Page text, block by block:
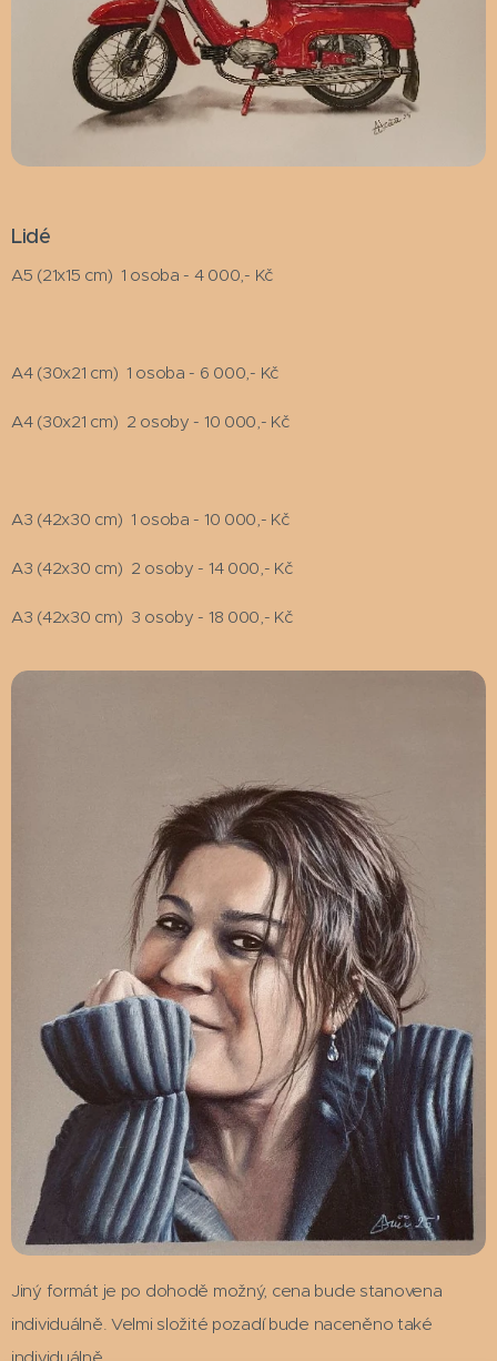
Lidé
A5 (21x15 cm) 1 osoba - 4 000,- Kč
A4 (30x21 cm) 1 osoba - 6 000,- Kč
A4 (30x21 cm) 2 osoby - 10 000,- Kč
A3 (42x30 cm) 1 osoba - 10 000,- Kč
A3 (42x30 cm) 2 osoby - 14 000,- Kč
A3 (42x30 cm) 3 osoby - 18 000,- Kč
Jiný formát je po dohodě možný, cena bude stanovena
individuálně. Velmi složité pozadí bude naceněno také